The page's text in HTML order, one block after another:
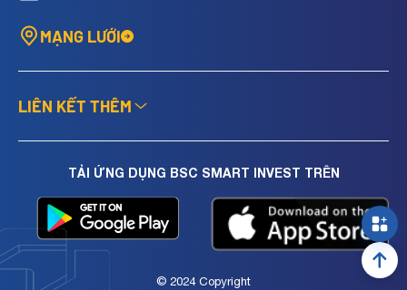
MẠNG LƯỚI
LIÊN KẾT THÊM
TẢI ỨNG DỤNG BSC SMART INVEST TRÊN
© 2024 Copyright